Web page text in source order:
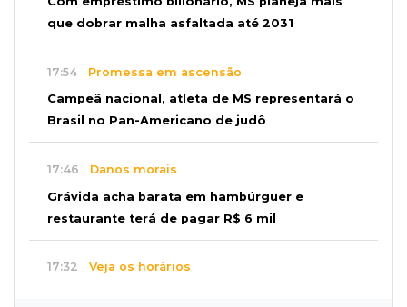
que dobrar malha asfaltada até 2031
17:54 Promessa em ascensão
Campeã nacional, atleta de MS representará o
Brasil no Pan-Americano de judô
17:46 Danos morais
Grávida acha barata em hambúrguer e
restaurante terá de pagar R$ 6 mil
17:32 Veja os horários